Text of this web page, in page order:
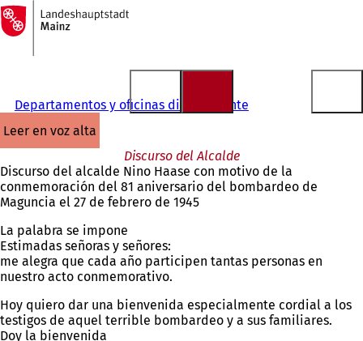
Saltar al contenido
A
la
página
Departamentos y oficinas directamente
leer en voz alta
Discurso del Alcalde
Discurso del alcalde Nino Haase con motivo de la
conmemoración del 81 aniversario del bombardeo de
Maguncia el 27 de febrero de 1945
La palabra se impone
Estimadas señoras y señores:
me alegra que cada año participen tantas personas en
nuestro acto conmemorativo.
Hoy quiero dar una bienvenida especialmente cordial a los
testigos de aquel terrible bombardeo y a sus familiares.
Doy la bienvenida